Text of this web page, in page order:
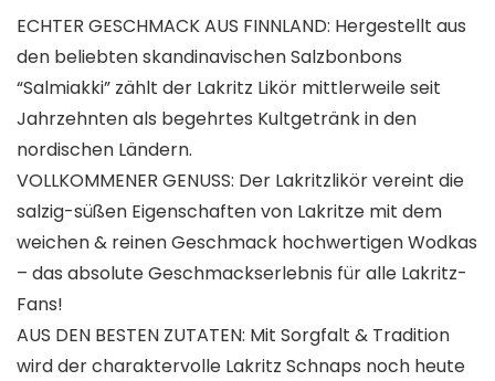
ECHTER GESCHMACK AUS FINNLAND: Hergestellt aus
den beliebten skandinavischen Salzbonbons
“Salmiakki” zählt der Lakritz Likör mittlerweile seit
Jahrzehnten als begehrtes Kultgetränk in den
nordischen Ländern.
VOLLKOMMENER GENUSS: Der Lakritzlikör vereint die
salzig-süßen Eigenschaften von Lakritze mit dem
weichen & reinen Geschmack hochwertigen Wodkas
– das absolute Geschmackserlebnis für alle Lakritz-
Fans!
AUS DEN BESTEN ZUTATEN: Mit Sorgfalt & Tradition
wird der charaktervolle Lakritz Schnaps noch heute